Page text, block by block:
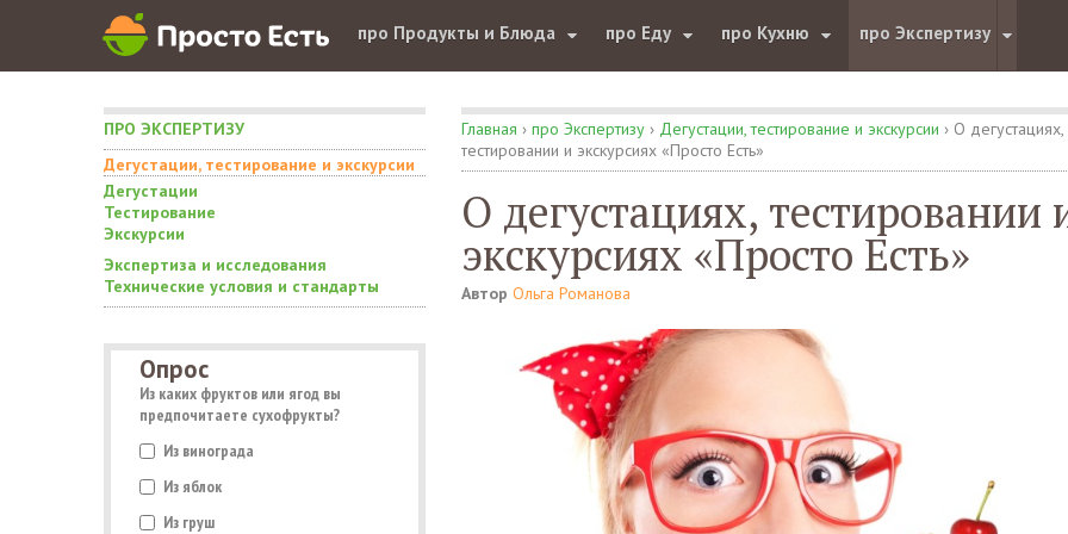
про Продукты и Блюда про Еду про Кухню про Экспертизу
ПРО ЭКСПЕРТИЗУ
Дегустации, тестирование и экскурсии
Дегустации
Тестирование
Экскурсии
Экспертиза и исследования
Технические условия и стандарты
Опрос
Из каких фруктов или ягод вы
предпочитаете сухофрукты?
Из винограда
Из яблок
Из груш
Главная › про Экспертизу › Дегустации, тестирование и экскурсии › О дегустациях,
тестировании и экскурсиях «Просто Есть»
О дегустациях, тестировании
экскурсиях «Просто Есть»
Автор Ольга Романова